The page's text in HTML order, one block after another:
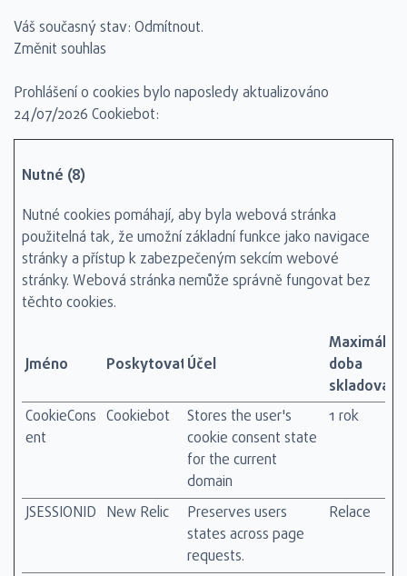
Váš současný stav: Odmítnout.
Změnit souhlas
Prohlášení o cookies bylo naposledy aktualizováno
24/07/2026 Cookiebot:
Nutné (8)
Nutné cookies pomáhají, aby byla webová stránka
použitelná tak, že umožní základní funkce jako navigace
stránky a přístup k zabezpečeným sekcím webové
stránky. Webová stránka nemůže správně fungovat bez
těchto cookies.
Jméno PoskytovatelÚčel
Maximální
doba
skladování
CookieCons
ent
Cookiebot
Stores the user's
cookie consent state
for the current
domain
1 rok
JSESSIONID New Relic
Preserves users
states across page
requests.
Relace